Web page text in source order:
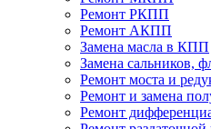
Ремонт РКПП
Ремонт АКПП
Замена масла в КПП
Замена сальников,
Ремонт моста и
Ремонт и замена
Ремонт